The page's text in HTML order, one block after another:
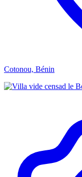
Cotonou, Bénin